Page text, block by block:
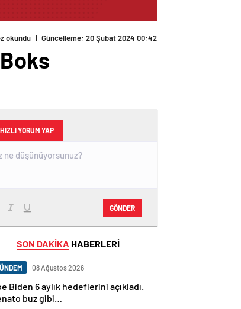
okundu | Güncelleme: 20 Şubat 2024 00:42
HIZLI YORUM YAP
GÖNDER
SON DAKİKA HABERLERİ
08 Ağustos 2026
Biden 6 aylık hedeflerini açıkladı.
buz gibi…